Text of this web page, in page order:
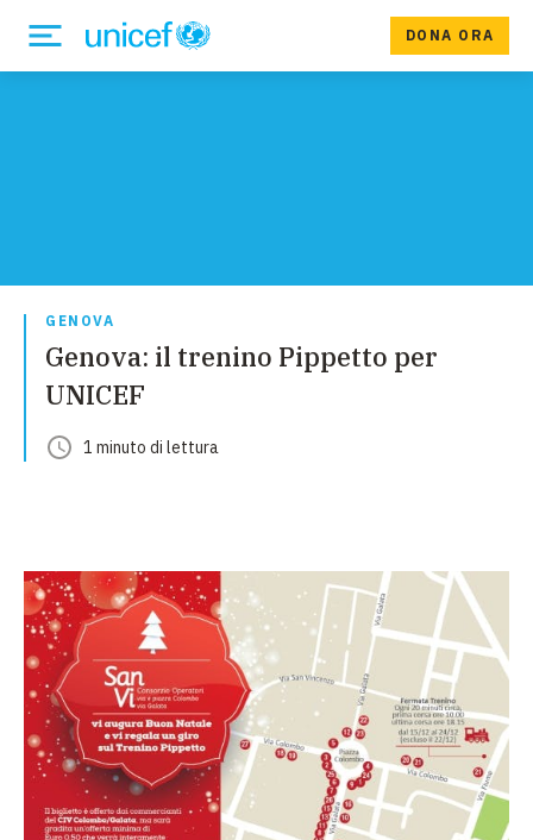
DONA ORA
GENOVA
Genova: il trenino Pippetto per
UNICEF
1 minuto di lettura